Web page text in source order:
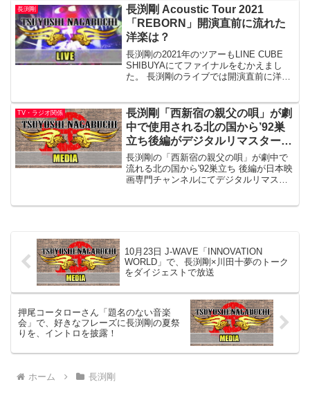
はなんの曲だったのでしょうか・・・。
長渕剛
長渕剛 Acoustic Tour 2021
「REBORN」開演直前に流れた
洋楽は？
長渕剛の2021年のツアーもLINE CUBE
SHIBUYAにてファイナルをむかえまし
た。 長渕剛のライブでは開演直前に洋楽
TV・ラジオ関係
長渕剛「西新宿の親父の唄」が劇
中で使用される北の国から’92巣
立ち後編がデジタルリマスターで
放送
長渕剛の「西新宿の親父の唄」が劇中で
流れる北の国から'92巣立ち 後編が日本映
画専門チャンネルにてデジタルリマスタ
10月23日 J-WAVE「INNOVATION
WORLD」で、長渕剛×川田十夢のトーク
をダイジェストで放送
押尾コータローさん「題名のない音楽
会」で、好きなフレーズに長渕剛の夏祭
りを、イントロを披露！
ホーム 長渕剛